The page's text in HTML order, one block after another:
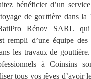
bénéficier d’un
de gouttière dans la
Rénov SARL
rempli d’une équipe des
les travaux de
à Coinsins
tous vos rêves d’avoir